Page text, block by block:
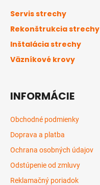
Servis strechy
Rekonštrukcia strechy
Inštalácia strechy
Väzníkové krovy
INFORMÁCIE
Obchodné podmienky
Doprava a platba
Ochrana osobných údajov
Odstúpenie od zmluvy
Reklamačný poriadok